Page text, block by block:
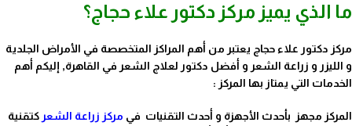
ما الذي يميز مركز دكتور علاء حجاج؟
مركز دكتور علاء حجاج يعتبر من أهم المراكز المتخصصة في الأمراض الجلدية
و الليزر و زراعة الشعر و أفضل دكتور لعلاج الشعر في القاهرة, إليكم أهم
الخدمات التي يمتاز بها المركز :
المركز مجهز بأحدث الأجهزة و أحدث التقنيات في مركز زراعة الشعر كتقنية